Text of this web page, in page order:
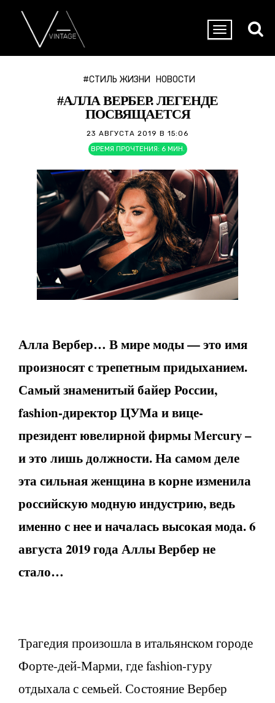
#СТИЛЬ ЖИЗНИ НОВОСТИ
#АЛЛА ВЕРБЕР. ЛЕГЕНДЕ
ПОСВЯЩАЕТСЯ
23 АВГУСТА 2019 В 15:06
ВРЕМЯ ПРОЧТЕНИЯ: 6 МИН.
Алла Вербер… В мире моды — это имя
произносят с трепетным придыханием.
Самый знаменитый байер России,
fashion-директор ЦУМа и вице-
президент ювелирной фирмыMercury–
и это лишь должности. На самом деле
эта сильная женщина в корне изменила
российскую модную индустрию, ведь
именно с нее и началась высокая мода. 6
августа 2019 годаАллы Вербер не
стало…
Трагедия произошла в итальянском городе
Форте-дей-Марми, где fashion-гуру
отдыхала с семьей. Состояние Вербер